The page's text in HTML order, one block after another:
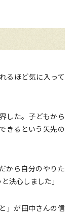
るほど気に入って
した。子どもから
きるという矢先の
から自分のやりた
決心しました」
」が田中さんの信